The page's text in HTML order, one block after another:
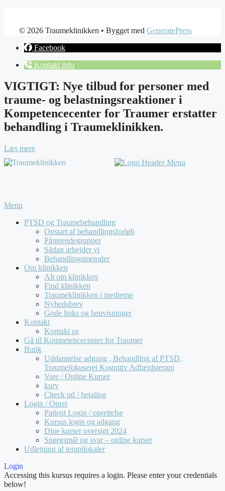
© 2026 Traumeklinikken • Bygget med GeneratePress
Facebook
Kontakt info
VIGTIGT: Nye tilbud for personer med
traume- og belastningsreaktioner i
Kompetencecenter for Traumer erstatter
behandling i Traumeklinikken.
Læs mere
Menu
PTSD og Traumebehandling
Opstart af behandlingsforløb
Pårørendegrupper
Sådan arbejder vi
Behandlingsmetoder
Om klinikken
Alt om klinikken
Find klinikken
Traumeklinikken i medierne
Nyhedsbrev
Gode links og henvisninger
Kontakt
Kontakt os
Gå til Kompetencecenter for Traumer
Butik
Uddannelse adgang , Behandling af PTSD,
Traumefokuseret Kognitiv Adfærdsterapi
Vare / Online Kurser
kurv
Check ud / betaling
Login / Opret
Patient Login / oprettelse
Kursus login og adgang
Dine kurser oversigt 2024
Spørgsmål og svar – online kurser
Udlejning af terapilokaler
Login
Accessing this kursus requires a login. Please enter your credentials
below!